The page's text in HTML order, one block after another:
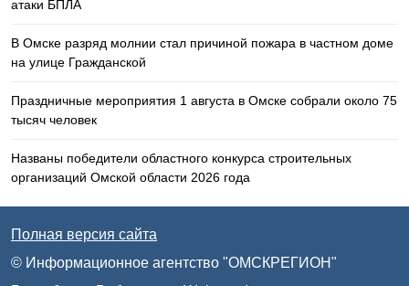
В Омске разряд молнии стал причиной пожара в частном доме
на улице Гражданской
Праздничные мероприятия 1 августа в Омске собрали около 75
тысяч человек
Названы победители областного конкурса строительных
организаций Омской области 2026 года
Полная версия сайта
© Информационное агентство "ОМСКРЕГИОН"